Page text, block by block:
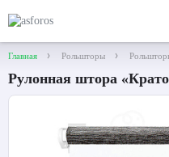
Главная Рольшторы
Рулонная штора